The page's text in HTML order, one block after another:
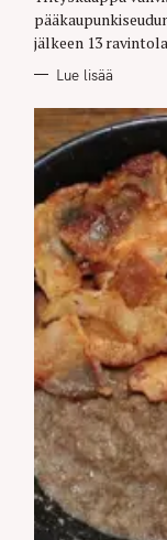
jälkeen 13
Lue lisää